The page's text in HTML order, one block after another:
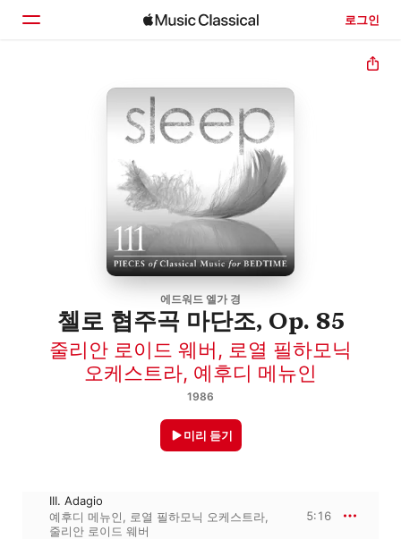
로그인
에드워드 엘가 경
첼로 협주곡 마단조, Op. 85
줄리안 로이드 웨버, 로열 필하모닉
오케스트라, 예후디 메뉴인
1986
미리 듣기
III. Adagio
예후디 메뉴인 , 로열 필하모닉 오케스트라,
줄리안 로이드 웨버
5:16